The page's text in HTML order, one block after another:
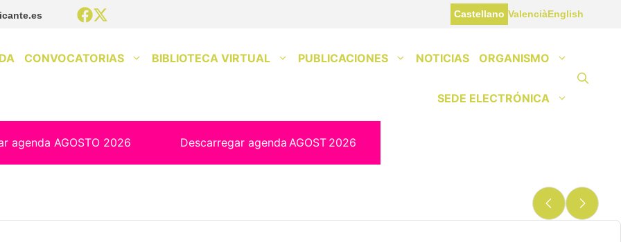
Castellano ValenciàEnglish
CONVOCATORIAS BIBLIOTECA VIRTUAL PUBLICACIONES NOTICIAS ORGANISMO
SEDE ELECTRÓNICA
agenda AGOSTO 2026 Descarregar agenda AGOST 2026